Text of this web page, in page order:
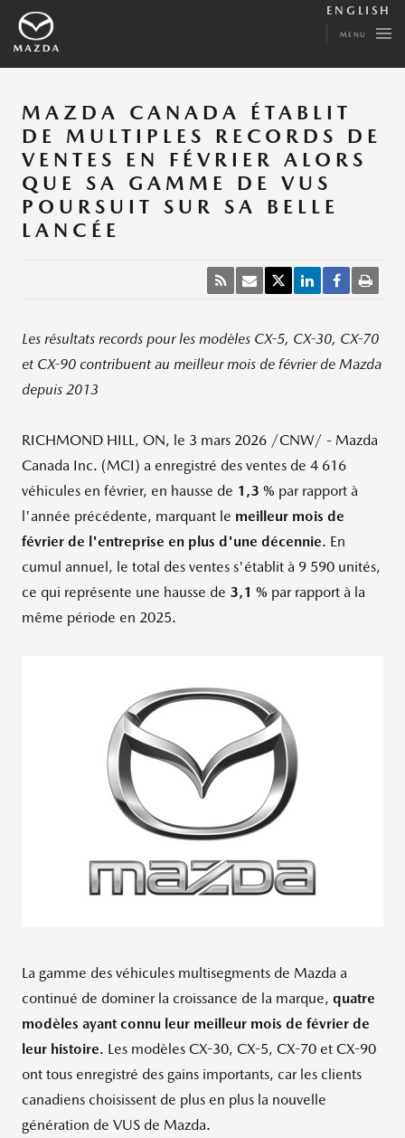
ENGLISH
MENU
MAZDA CANADA ÉTABLIT
DE MULTIPLES RECORDS DE
VENTES EN FÉVRIER ALORS
QUE SA GAMME DE VUS
POURSUIT SUR SA BELLE
LANCÉE
Les résultats records pour les modèles CX-5, CX-30, CX-70
et CX-90 contribuent au meilleur mois de février de Mazda
depuis 2013
RICHMOND HILL, ON, le 3 mars 2026 /CNW/ - Mazda
Canada Inc. (MCI) a enregistré des ventes de 4 616
véhicules en février, en hausse de 1,3 % par rapport à
l'année précédente, marquant le meilleur mois de
février de l'entreprise en plus d'une décennie. En
cumul annuel, le total des ventes s'établit à 9 590 unités,
ce qui représente une hausse de 3,1 % par rapport à la
même période en 2025.
La gamme des véhicules multisegments de Mazda a
continué de dominer la croissance de la marque, quatre
modèles ayant connu leur meilleur mois de février de
leur histoire. Les modèles CX-30, CX-5, CX-70 et CX-90
ont tous enregistré des gains importants, car les clients
canadiens choisissent de plus en plus la nouvelle
génération de VUS de Mazda.